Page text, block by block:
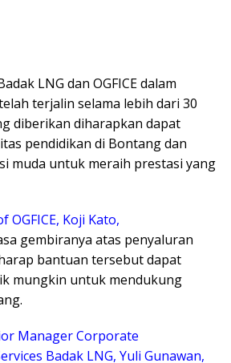
LNG dan OGFICE dalam
terjalin selama lebih dari 30
diberikan diharapkan dapat
pendidikan di Bontang dan
muda untuk meraih prestasi yang
OGFICE, Koji Kato,
gembiranya atas penyaluran
bantuan tersebut dapat
mungkin untuk mendukung
Manager Corporate
Badak LNG, Yuli Gunawan,